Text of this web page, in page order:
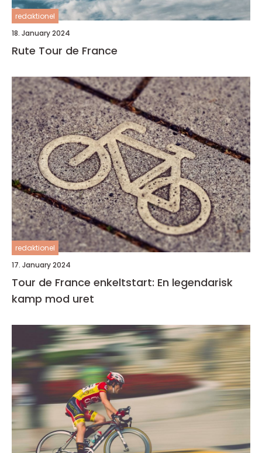
redaktionel
18. January 2024
Rute Tour de France
redaktionel
17. January 2024
Tour de France enkeltstart: En legendarisk
kamp mod uret